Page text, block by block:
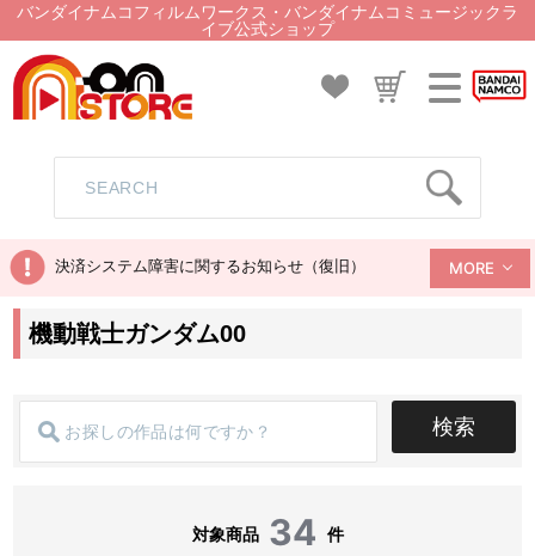
バンダイナムコフィルムワークス・バンダイナムコミュージックラ
イブ公式ショップ
決済システム障害に関するお知らせ（復旧） MORE
機動戦士ガンダム00
検索
対象商品 34 件